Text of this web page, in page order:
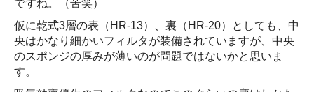
ですね。（苦笑）
仮に乾式3層の表（HR-13）、裏（HR-20）としても、中
央はかなり細かいフィルタが装備されていますが、中央
のスポンジの厚みが薄いのが問題ではないかと思いま
す。